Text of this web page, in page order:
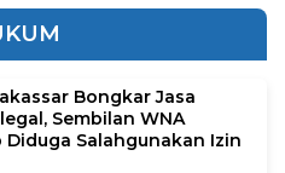
Bongkar Jasa
Sembilan WNA
Diduga Salahgunakan Izin